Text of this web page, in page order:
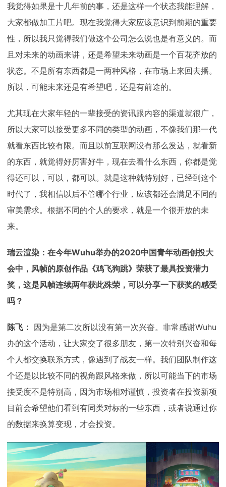
我觉得如果是十几年前的事，还是这样一个状态我能理解，
大家都做加工片吧。现在我觉得大家应该意识到前期的重要
性，所以我只觉得我们做这个公司怎么说也是有意义的。而
且对未来的动画来讲，还是希望未来动画是一个百花齐放的
状态。不是所有东西都是一两种风格，在市场上来回去播。
所以，可能未来还是有希望吧，还是有前途的。
尤其现在大家年轻的一辈接受的资讯跟内容的渠道就很广，
所以大家可以接受更多不同的类型的动画，不像我们那一代
就看东西比较有限。而且以前互联网没有那么发达，就看新
的东西，就觉得好厉害好牛，现在去看什么东西，你都是觉
得还可以，可以，都可以。就是这种就特别好，已经到这个
时代了，我相信以后不管哪个行业，应该都还会满足不同的
审美需求。根据不同的个人的要求，就是一个很开放的未
来。
瑞云渲染：在今年Wuhu举办的2020中国青年动画创投大
会中，风帧的原创作品《鸡飞狗跳》荣获了最具投资潜力
奖，这是风帧连续两年获此殊荣，可以分享一下获奖的感受
吗？
陈飞： 因为是第二次所以没有第一次兴奋。非常感谢Wuhu
办的这个活动，让大家交了很多朋友，第一次特别兴奋和每
个人都交换联系方式，像遇到了战友一样。我们团队制作这
个还是以比较不同的视角跟风格来做，所以可能当下的市场
接受度不是特别高，因为市场相对谨慎，投资者在投资新项
目前会希望他们看到有同类对标的一些东西，或者说通过你
的数据来换算变现，才会投资。